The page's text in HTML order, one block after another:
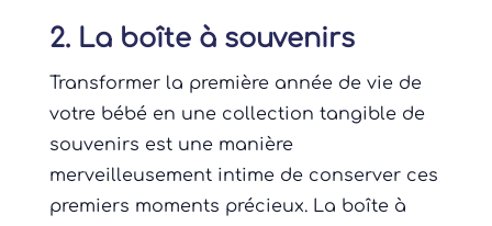
2. La boîte à souvenirs
Transformer la première année de vie de
votre bébé en une collection tangible de
souvenirs est une manière
merveilleusement intime de conserver ces
premiers moments précieux. La boîte à